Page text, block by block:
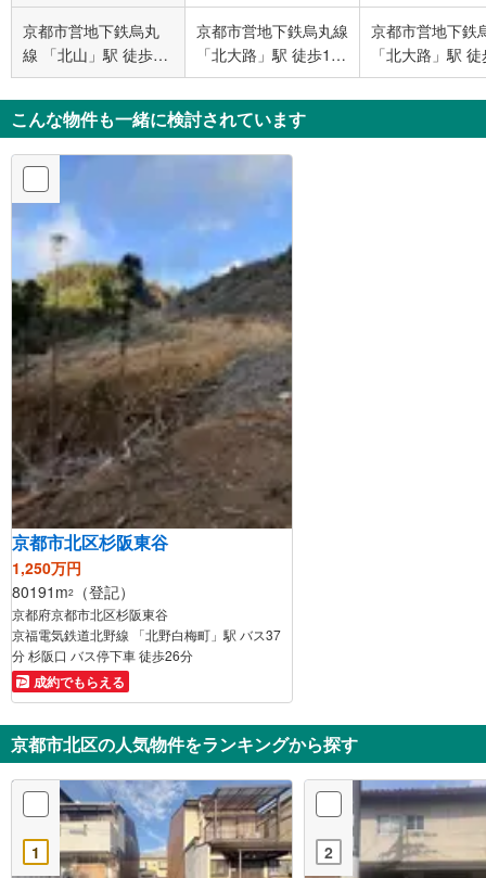
京都市営地下鉄烏丸
線 「北山」駅 徒歩39
分
京都市営地下鉄烏丸線
「北大路」駅 徒歩14
分
京都市営地下鉄
「北大路」駅
分
こんな物件も一緒に検討されています
京都市北区杉阪東谷
1,250万円
80191m2 （登記）
京都府京都市北区杉阪東谷
京福電気鉄道北野線 「北野白梅町」駅 バス37
分 杉阪口 バス停下車 徒歩26分
成約でもらえる
京都市北区の人気物件をランキングから探す
1 2